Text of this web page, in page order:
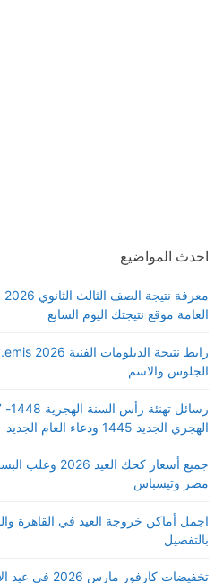
احدث المواضيع
العامة موقع نتيجتك اليوم السابع
الجلوس والاسم
الهجري الجديد 1445 ودعاء العام الجديد
جميع أسعار كحك
مصر وتيسباس
بالتفصيل
تخفيضات كارفور